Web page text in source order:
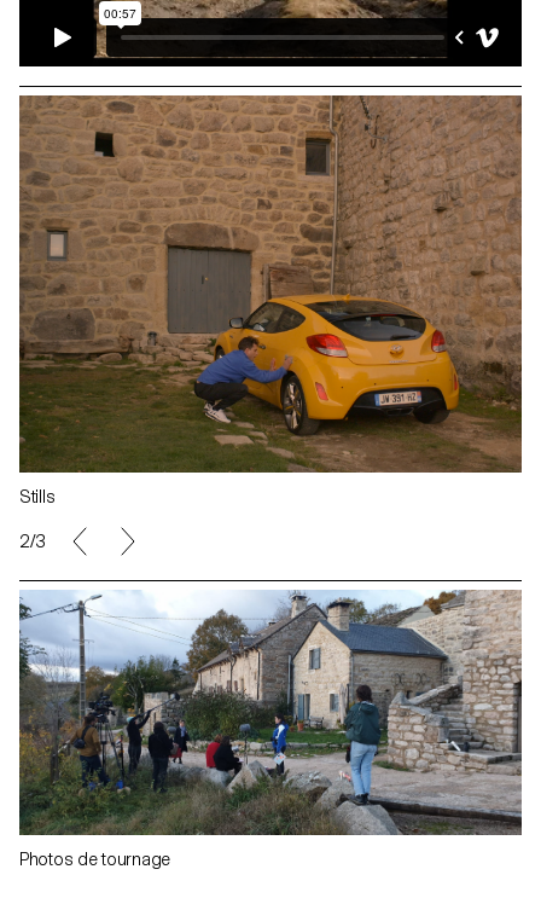
Stills
2/3
Photos de tournage